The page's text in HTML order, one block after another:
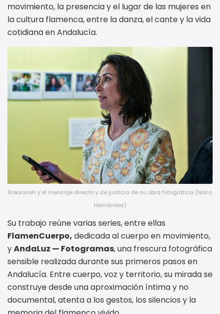
movimiento, la presencia y el lugar de las mujeres en
la cultura flamenca, entre la danza, el cante y la vida
cotidiana en Andalucía.
Roksaneh y el mensaje directo y de justicia de su obra fotográfica (Nano
Hernández)
Su trabajo reúne varias series, entre ellas
FlamenCuerpo, dedicada al cuerpo en movimiento,
yAndaLuz — Fotogramas, una frescura fotográfica
sensible realizada durante sus primeros pasos en
Andalucía. Entre cuerpo, voz y territorio, su mirada se
construye desde una aproximación íntima y no
documental, atenta a los gestos, los silencios y la